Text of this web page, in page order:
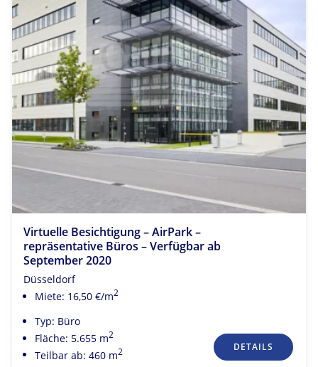
Virtuelle Besichtigung – AirPark –
repräsentative Büros – Verfügbar ab
September 2020
Düsseldorf
Miete: 16,50 €/m2
Typ: Büro
Fläche: 5.655 m2
Teilbar ab: 460 m2 DETAILS